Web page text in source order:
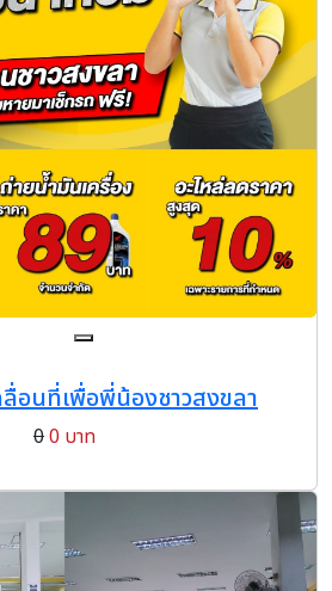
อนที่เพื่อพี่น้องชาวสงขลา
00 บาท